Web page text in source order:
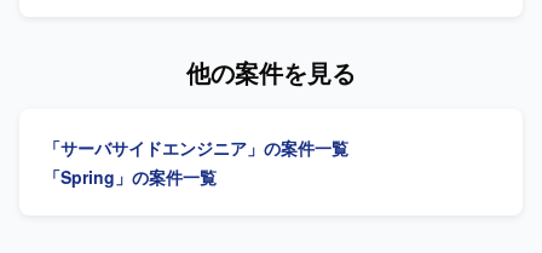
結合テストおよび総合テスト、リリース対応および各種ド
す。 【求める人物像】 基本設計以降の工程を主体的に推進
し、周囲と積極的にコミュニケーションを取りながら業務
他の案件を見る
「サーバサイドエンジニア」の案件一覧
「Spring」の案件一覧